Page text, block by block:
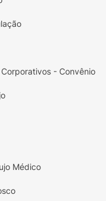
- Convênio
Médico